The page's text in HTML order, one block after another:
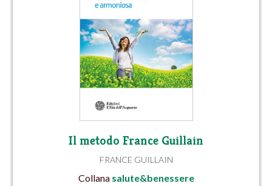
Il metodo France Guillain
FRANCE GUILLAIN
Collana salute&benessere